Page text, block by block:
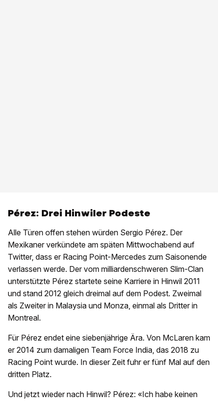
Pérez: Drei Hinwiler Podeste
Alle Türen offen stehen würden Sergio Pérez. Der
Mexikaner verkündete am späten Mittwochabend auf
Twitter, dass er Racing Point-Mercedes zum Saisonende
verlassen werde. Der vom milliardenschweren Slim-Clan
unterstützte Pérez startete seine Karriere in Hinwil 2011
und stand 2012 gleich dreimal auf dem Podest. Zweimal
als Zweiter in Malaysia und Monza, einmal als Dritter in
Montreal.
Für Pérez endet eine siebenjährige Ära. Von McLaren kam
er 2014 zum damaligen Team Force India, das 2018 zu
Racing Point wurde. In dieser Zeit fuhr er fünf Mal auf den
dritten Platz.
Und jetzt wieder nach Hinwil? Pérez: «Ich habe keinen